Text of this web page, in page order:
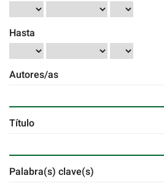
Hasta
Autores/as
Título
Palabra(s) clave(s)